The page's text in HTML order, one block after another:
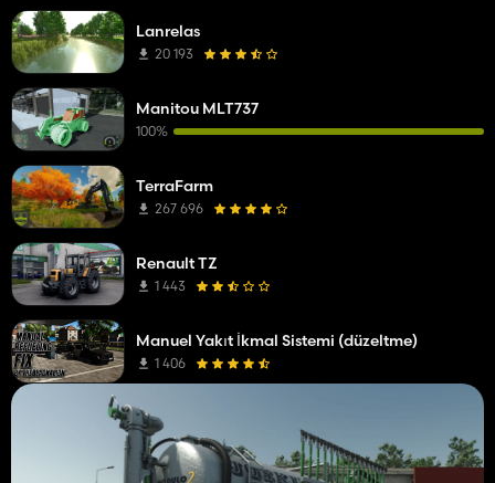
Lanrelas
20 193
Manitou MLT737
100%
TerraFarm
267 696
Renault TZ
1 443
Manuel Yakıt İkmal Sistemi (düzeltme)
1 406